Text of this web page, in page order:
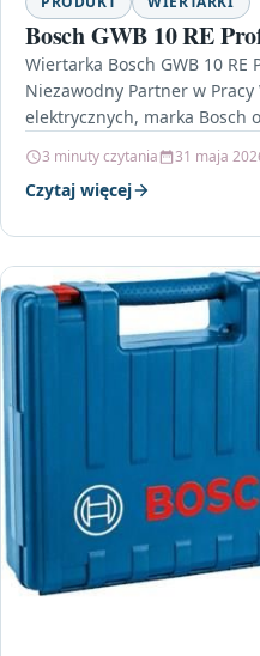
Bosch GWB 10 RE
Wiertarka Bosch GWB 10 RE
Niezawodny Partner w
elektrycznych, marka Bosch
3 minuty czytania 31 maja
Czytaj więcej